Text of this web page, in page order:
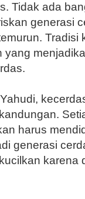
Tidak ada
generasi
Tradisi
yang
harus
generasi
karena